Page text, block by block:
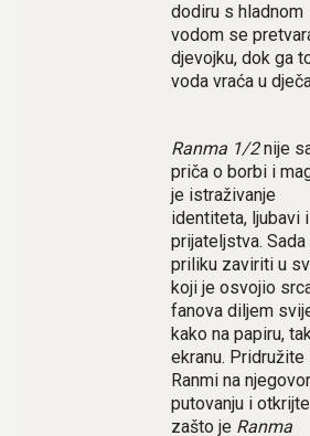
dodiru s hladnom
vodom se
djevojku, dok ga
voda vraća u
Ranma 1/2nije
priča o borbi i
je istraživanje
identiteta, ljubavi i
prijateljstva.
priliku zaviriti u
koji je osvojio
fanova diljem
kako na papiru,
ekranu. Pridružite
Ranmi na
putovanju i otkrijte
zašto je Ranma